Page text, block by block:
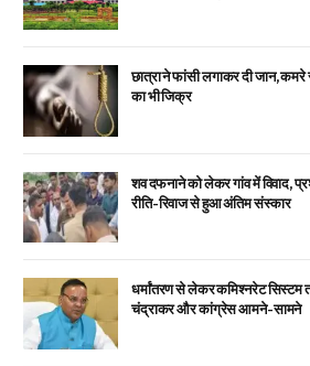
छात्रा ने फांसी लगाकर दी जान,
का भी जिक्र
शव दफनाने को लेकर गांव में विवाद,
रीति-रिवाज से हुआ अंतिम संस्कार
धर्मांतरण से लेकर कमिश्नरेट सिस्टम
चंद्राकर और कांग्रेस आमने-सामने